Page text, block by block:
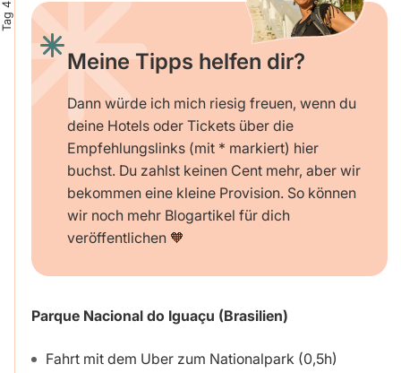
Tag 4
Meine Tipps helfen dir?
Dann würde ich mich riesig freuen, wenn du
deine Hotels oder Tickets über die
Empfehlungslinks (mit * markiert) hier
buchst. Du zahlst keinen Cent mehr, aber wir
bekommen eine kleine Provision. So können
wir noch mehr Blogartikel für dich
veröffentlichen 🧡
Parque Nacional do Iguaçu (Brasilien)
Fahrt mit dem Uber zum Nationalpark (0,5h)